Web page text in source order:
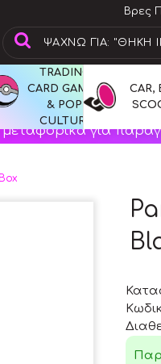
Βρες
TRADING
CARD GAMES
& POP
CULTURE
CAR,
για